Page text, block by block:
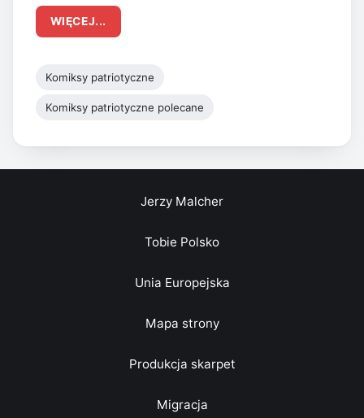
WIĘCEJ...
Komiksy patriotyczne
Komiksy patriotyczne polecane
Jerzy Malcher
Tobie Polsko
Unia Europejska
Mapa strony
Produkcja skarpet
Migracja